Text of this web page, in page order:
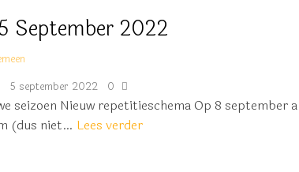
September 2022
5 september 2022 0
seizoen Nieuw repetitieschema Op 8 september
(dus niet… Lees verder